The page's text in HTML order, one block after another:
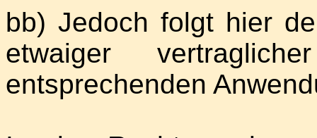
bb) Jedoch folgt hier
etwaiger
entsprechenden